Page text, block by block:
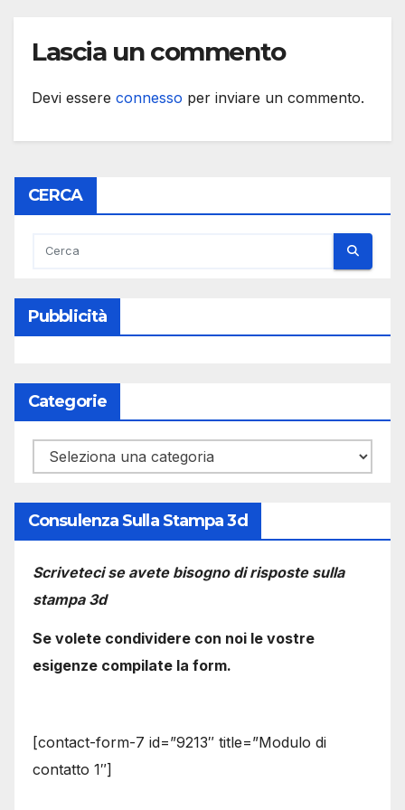
Lascia un commento
Devi essere connesso per inviare un commento.
CERCA
Pubblicità
Categorie
Categorie
Consulenza Sulla Stampa 3d
Scriveteci se avete bisogno di risposte sulla
stampa 3d
Se volete condividere con noi le vostre
esigenze compilate la form.
[contact-form-7 id=”9213″ title=”Modulo di
contatto 1″]